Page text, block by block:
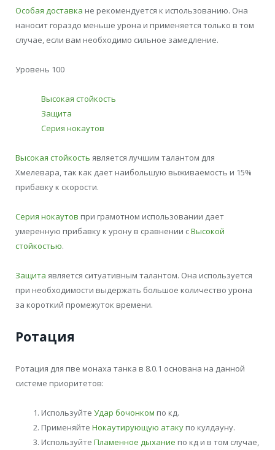
Особая доставка не рекомендуется к использованию. Она
наносит гораздо меньше урона и применяется только в том
случае, если вам необходимо сильное замедление.
Уровень 100
Высокая стойкость
Защита
Серия нокаутов
Высокая стойкость является лучшим талантом для
Хмелевара, так как дает наибольшую выживаемость и 15%
прибавку к скорости.
Серия нокаутов при грамотном использовании дает
умеренную прибавку к урону в сравнении сВысокой
стойкостью.
Защита является ситуативным талантом. Она используется
при необходимости выдержать большое количество урона
за короткий промежуток времени.
Ротация
Ротация для пве монаха танка в 8.0.1 основана на данной
системе приоритетов:
Используйте Удар бочонком по кд.
Применяйте Нокаутирующую атаку по кулдауну.
Используйте Пламенное дыхание по кд и в том случае,